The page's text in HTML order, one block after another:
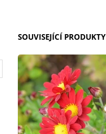
SOUVISEJÍCÍ PRODUKTY